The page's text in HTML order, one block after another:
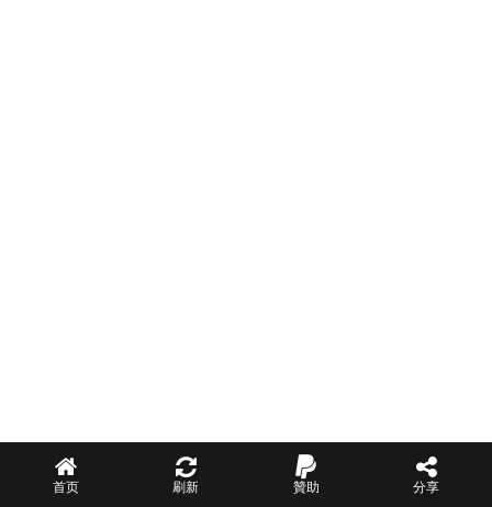
首页 刷新 贊助 分享